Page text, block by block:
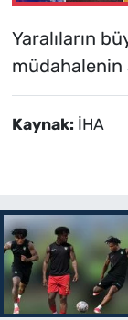
Yaralıların
müdahalenin
Kaynak: İHA